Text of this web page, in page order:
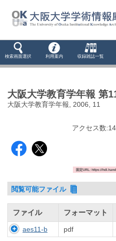
検索画面選択 利用案内 収録雑誌一覧
大阪大学教育学年報 第
大阪大学教育学年報, 2006, 11
アクセス数:
固定URL: https://
閲覧可能ファイル
ファイル フォーマット
aes11-b pdf